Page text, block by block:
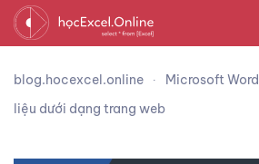
blog.hocexcel.online Microsoft Word
liệu dưới dạng trang web